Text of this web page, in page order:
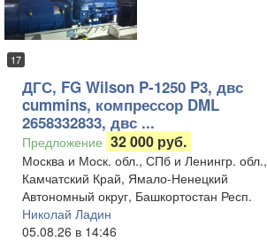
17
ДГС, FG Wilson P-1250 P3, двс
cummins, компрессор DML
2658332833, двс ...
Предложение 32 000 руб.
Москва и Моск. обл., СПб и Ленингр. обл.,
Камчатский Край, Ямало-Ненецкий
Автономный округ, Башкортостан Респ.
Николай Ладин
05.08.26 в 14:46